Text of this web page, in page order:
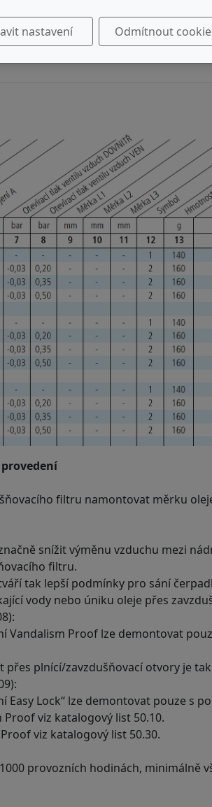
filtru namontovat měrku
snížit výměnu vzduchu mezi
filtru.
tak lepší podmínky pro sání
vody nebo úniku oleje přes
Proof lze demontovat
plnící/zavzdušňovací otvory je
Lock“ lze demontovat pouze s
viz katalogový list 50.10.
viz katalogový list 50.30.
provozních hodinách, minimálně
nastavení Odmítnout